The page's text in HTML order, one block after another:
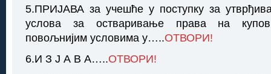
5.ПРИЈАВА за учешће у поступку за
услова за остваривање права на
повољнијим условима у…..ОТВОРИ!
6.И З Ј А В А…..ОТВОРИ!